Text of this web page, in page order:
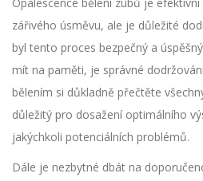
zářivého úsměvu, ale je důležité
byl tento proces bezpečný a
mít na paměti, je správné
bělením si důkladně přečtěte
důležitý pro dosažení optimálního
jakýchkoli potenciálních problémů.
Dále je nezbytné dbát na